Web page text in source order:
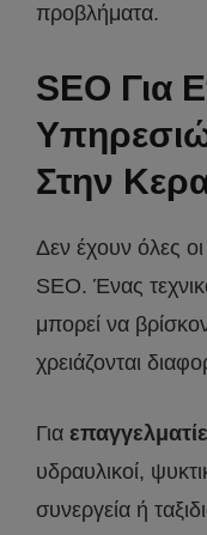
προβλήματα.
SEO Για
Στην
Δεν έχουν όλες οι
SEO. Ένας
μπορεί να
χρειάζονται
Για
υδραυλικοί,
συνεργεία ή